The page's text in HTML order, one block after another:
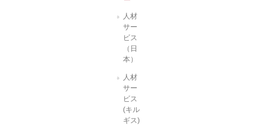
人材
サー
ビス
（日
本）
人材
サー
ビス
(キル
ギス)